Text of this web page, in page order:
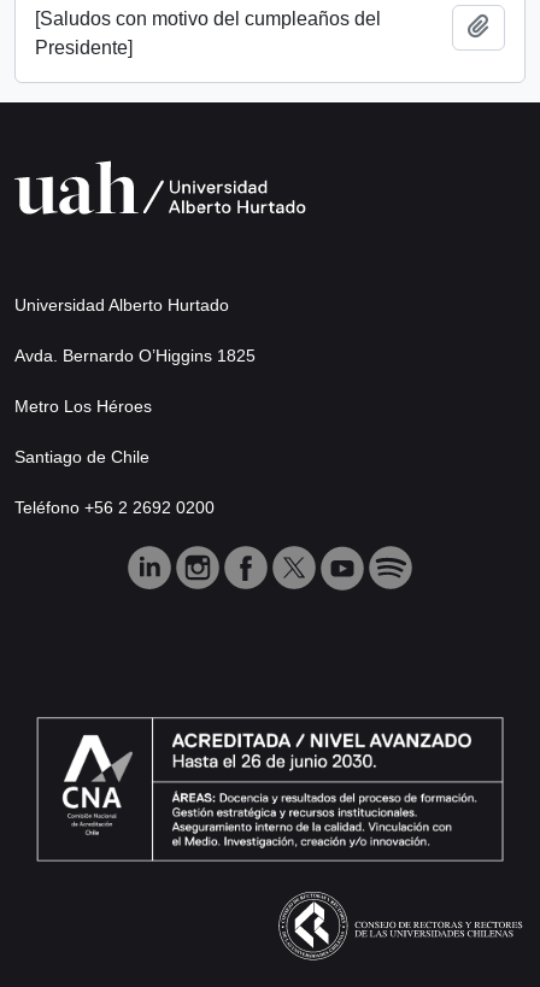
[Saludos con motivo del cumpleaños del
Presidente]
Universidad Alberto Hurtado
Avda. Bernardo O’Higgins 1825
Metro Los Héroes
Santiago de Chile
Teléfono +56 2 2692 0200